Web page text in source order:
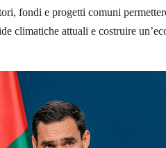
fondi e progetti comuni
climatiche attuali e costruire